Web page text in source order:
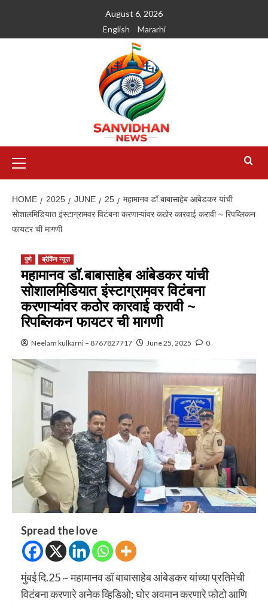
August 6, 2026
English
Mararhi
HOME 2025 JUNE 25
महामानव डॉ.बाबासाहेब आंबेडकर यांची
सोशालमिडियात इंस्टाग्रामवर विटंबना करणाऱ्यांवर कठोर कारवाई करावी ~ रिपब्लिकन
फायटर ची मागणी
पुणे ब्रेकिंग न्यूज़
महामानव डॉ.बाबासाहेब आंबेडकर यांची
सोशालमिडियात इंस्टाग्रामवर विटंबना
करणाऱ्यांवर कठोर कारवाई करावी ~
रिपब्लिकन फायटर ची मागणी
Neelam kulkarni – 8767827717 June 25, 2025 0
Spread the love
मुंबई दि.25 ~ महामानव डॉ बाबासाहेब आंबेडकर यांच्या प्रतिमेची
विटंबना करणारे अनेक व्हिडिओ; घोर अवमान करणारे फोटो आणि